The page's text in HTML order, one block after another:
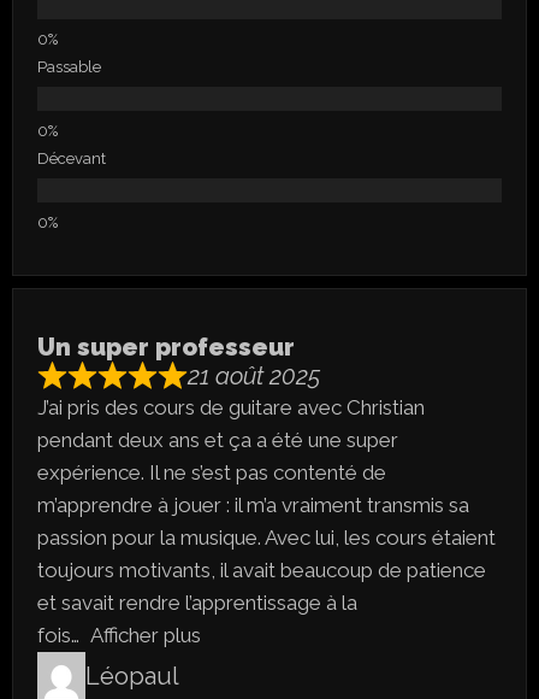
Passable
Décevant
Un super professeur
21 août 2025
J’ai pris des cours de guitare avec Christian
pendant deux ans et ça a été une super
expérience. Il ne s’est pas contenté de
m’apprendre à jouer : il m’a vraiment transmis sa
passion pour la musique. Avec lui, les cours étaient
toujours motivants, il avait beaucoup de patience
et savait rendre l’apprentissage à la
fois
Afficher plus
Léopaul